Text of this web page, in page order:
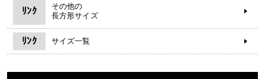
ﾘﾝｸ
その他の
長方形サイズ
ﾘﾝｸ サイズ一覧